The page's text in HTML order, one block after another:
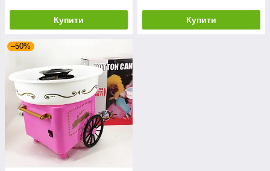
Купити Купити
–50%